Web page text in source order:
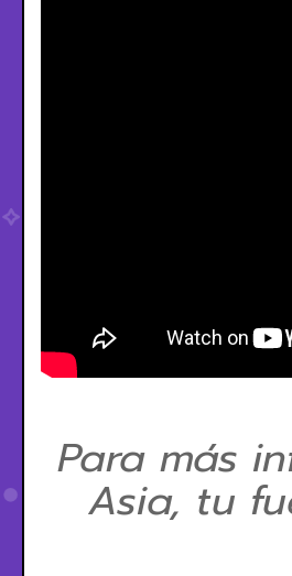
Para más
Asia, tu